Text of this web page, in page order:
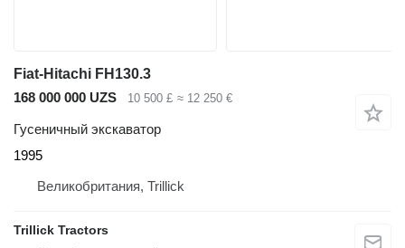
Fiat-Hitachi FH130.3
168 000 000 UZS
10 500 £ ≈ 12 250 €
Гусеничный экскаватор
1995
Великобритания, Trillick
Trillick Tractors